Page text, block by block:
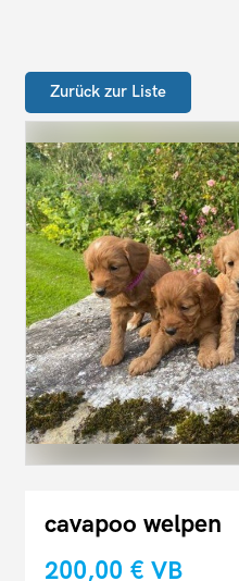
Zurück zur Liste
cavapoo welpen
200,00 € VB